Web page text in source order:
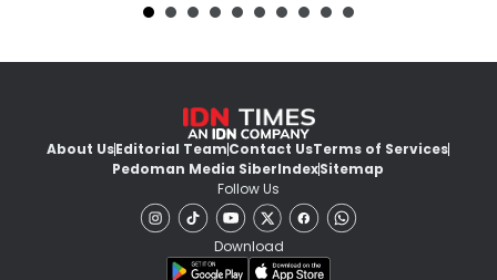
About UsEditorial TeamContact UsTerms of Services
Pedoman Media SiberIndexSitemap
Follow Us
Download